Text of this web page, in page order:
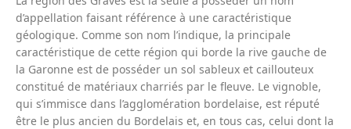
d’appellation faisant référence à une caractéristique
géologique. Comme son nom l’indique, la principale
caractéristique de cette région qui borde la rive gauche de
la Garonne est de posséder un sol sableux et caillouteux
constitué de matériaux charriés par le fleuve. Le vignoble,
qui s’immisce dans l’agglomération bordelaise, est réputé
être le plus ancien du Bordelais et, en tous cas, celui dont la